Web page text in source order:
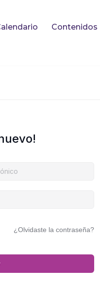
Contenidos
¿Olvidaste la contraseña?